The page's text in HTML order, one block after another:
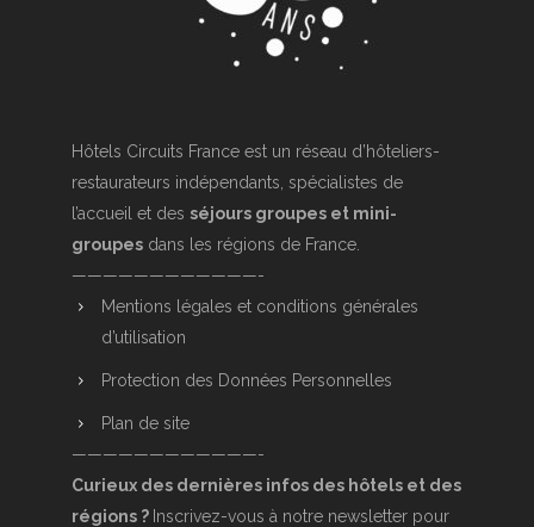
Hôtels Circuits France est un réseau d’hôteliers-
restaurateurs indépendants, spécialistes de
l’accueil et des séjours groupes et mini-
groupesdans les régions de France.
————————————-
Mentions légales et conditions générales
d’utilisation
Protection des Données Personnelles
Plan de site
————————————-
Curieux des dernières infos des hôtels et des
régions ? Inscrivez-vous à notre newsletter pour